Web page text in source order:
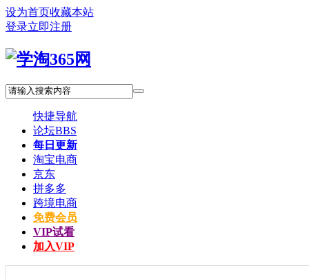
设为首页收藏本站
登录立即注册
快捷导航
论坛BBS
每日更新
淘宝电商
京东
拼多多
跨境电商
免费会员
VIP试看
加入VIP